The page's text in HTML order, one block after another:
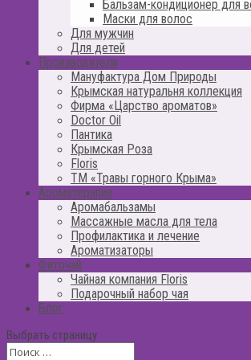
Бальзам-кондиционер для
Маски для волос
Для мужчин
Для детей
Производители
Мануфактура Дом Природы
Крымская натуральня коллекция
Фирма «Царство ароматов»
Doctor Oil
Пантика
Крымская Роза
Floris
ТМ «Травы горного Крыма»
Ароматерапия
Аромабальзамы
Массажные масла для тела
Профилактика и лечение
Ароматизаторы
Фиточай
Чайная компания Floris
Подарочный набор чая
Блог
Выбрать страницу